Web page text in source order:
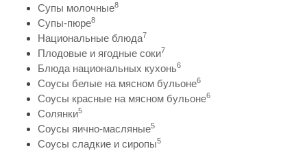
Супы молочные8
Супы-пюре8
Национальные блюда7
Плодовые и ягодные соки7
Блюда национальных кухонь6
Соусы белые на мясном бульоне6
Соусы красные на мясном бульоне6
Солянки5
Соусы яично-масляные5
Соусы сладкие и сиропы5